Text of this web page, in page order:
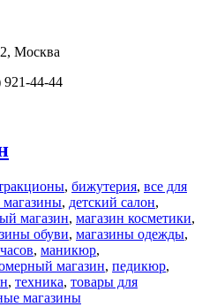
Москва
921-44-44
, бижутерия, все для
магазины, детский салон,
магазин, магазин косметики,
обуви, магазины одежды,
, маникюр,
магазин, педикюр,
, техника, товары для
магазины